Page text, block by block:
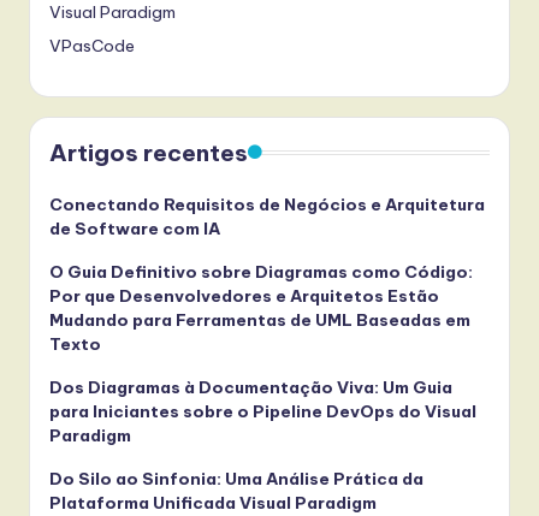
Visual Paradigm
VPasCode
Artigos recentes
Conectando Requisitos de Negócios e Arquitetura
de Software com IA
O Guia Definitivo sobre Diagramas como Código:
Por que Desenvolvedores e Arquitetos Estão
Mudando para Ferramentas de UML Baseadas em
Texto
Dos Diagramas à Documentação Viva: Um Guia
para Iniciantes sobre o Pipeline DevOps do Visual
Paradigm
Do Silo ao Sinfonia: Uma Análise Prática da
Plataforma Unificada Visual Paradigm